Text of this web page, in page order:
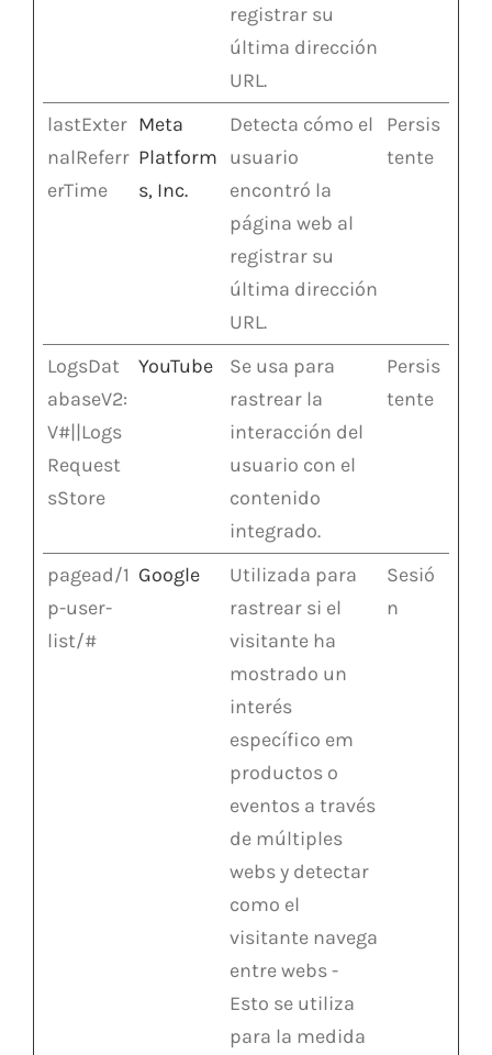
registrar su
última dirección
URL.
lastExter
nalReferr
erTime
Meta
Platform
s, Inc.
Detecta cómo el
usuario
encontró la
página web al
registrar su
última dirección
URL.
Persis
tente
LogsDat
abaseV2:
V#||Logs
Request
sStore
YouTube
Se usa para
rastrear la
interacción del
usuario con el
contenido
integrado.
Persis
tente
pagead/1
p-user-
list/#
Google
Utilizada para
rastrear si el
visitante ha
mostrado un
interés
específico em
productos o
eventos a través
de múltiples
webs y detectar
como el
visitante navega
entre webs -
Esto se utiliza
para la medida
Sesió
n